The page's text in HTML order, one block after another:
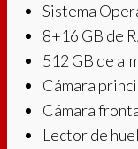
Sistema
8+16 GB de
512 GB de
Cámara
Cámara
Lector de